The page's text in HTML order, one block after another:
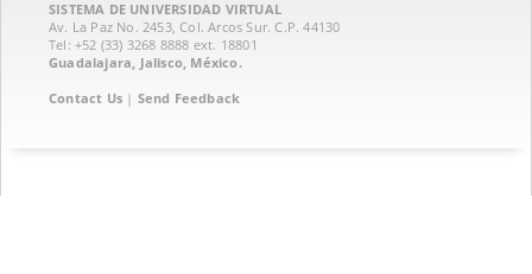
SISTEMA DE UNIVERSIDAD VIRTUAL
Av. La Paz No. 2453, Col. Arcos Sur. C.P. 44130
Tel: +52 (33) 3268 8888‏ ext. 18801
Guadalajara, Jalisco, México.
Contact Us | Send Feedback